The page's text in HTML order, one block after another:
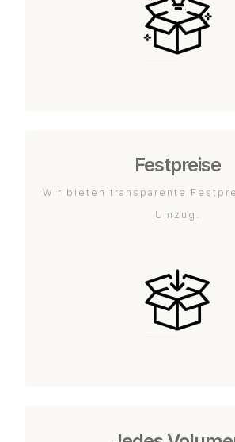
Festpreise
Wir bieten transparente
Umzug.